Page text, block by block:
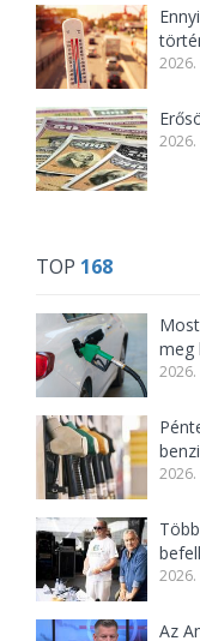
2026.
TOP 168
meg
Az